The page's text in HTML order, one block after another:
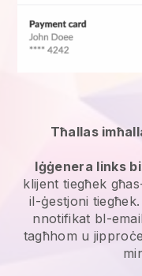
Tħallas
Iġġenera links
klijent tiegħek
il-ġestjoni
nnotifikat bl-
tagħhom u